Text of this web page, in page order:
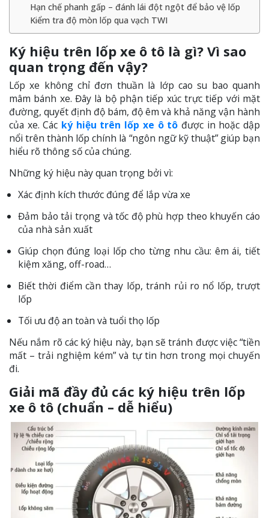
Hạn chế phanh gấp – đánh lái đột ngột để bảo vệ lốp
Kiểm tra độ mòn lốp qua vạch TWI
Ký hiệu trên lốp xe ô tô là gì? Vì sao
quan trọng đến vậy?
Lốp xe không chỉ đơn thuần là lớp cao su bao quanh
mâm bánh xe. Đây là bộ phận tiếp xúc trực tiếp với mặt
đường, quyết định độ bám, độ êm và khả năng vận hành
của xe. Các ký hiệu trên lốp xe ô tô được in hoặc dập
nổi trên thành lốp chính là “ngôn ngữ kỹ thuật” giúp bạn
hiểu rõ thông số của chúng.
Những ký hiệu này quan trọng bởi vì:
Xác định kích thước đúng để lắp vừa xe
Đảm bảo tải trọng và tốc độ phù hợp theo khuyến cáo
của nhà sản xuất
Giúp chọn đúng loại lốp cho từng nhu cầu: êm ái, tiết
kiệm xăng, off-road…
Biết thời điểm cần thay lốp, tránh rủi ro nổ lốp, trượt
lốp
Tối ưu độ an toàn và tuổi thọ lốp
Nếu nắm rõ các ký hiệu này, bạn sẽ tránh được việc “tiền
mất – trải nghiệm kém” và tự tin hơn trong mọi chuyến
đi.
Giải mã đầy đủ các ký hiệu trên lốp
xe ô tô (chuẩn – dễ hiểu)